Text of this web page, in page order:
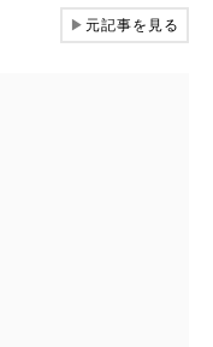
▶元記事を見る